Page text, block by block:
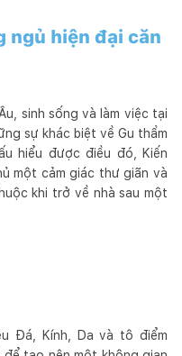
ngủ hiện đại căn
sinh sống và làm việc tại
sự khác biệt về Gu thẩm
hiểu được điều đó, Kiến
một cảm giác thư giãn và
khi trở về nhà sau một
Đá, Kính, Da và tô điểm